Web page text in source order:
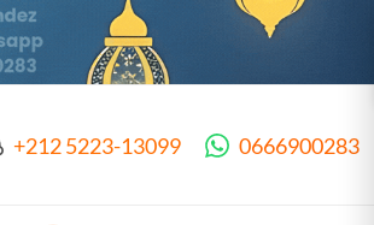
+212 5223-13099 0666900283